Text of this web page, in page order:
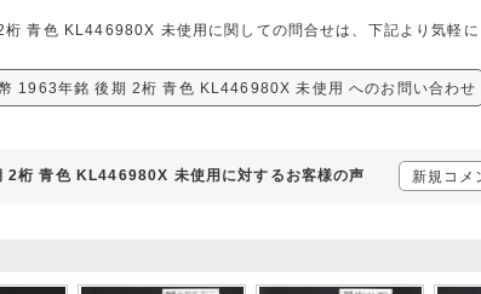
青色 KL446980X 未使用に関しての問合せは、下記より気軽に
1963年銘 後期 2桁 青色 KL446980X 未使用 へのお問い合わせ
桁 青色 KL446980X 未使用に対するお客様の声 新規コメ